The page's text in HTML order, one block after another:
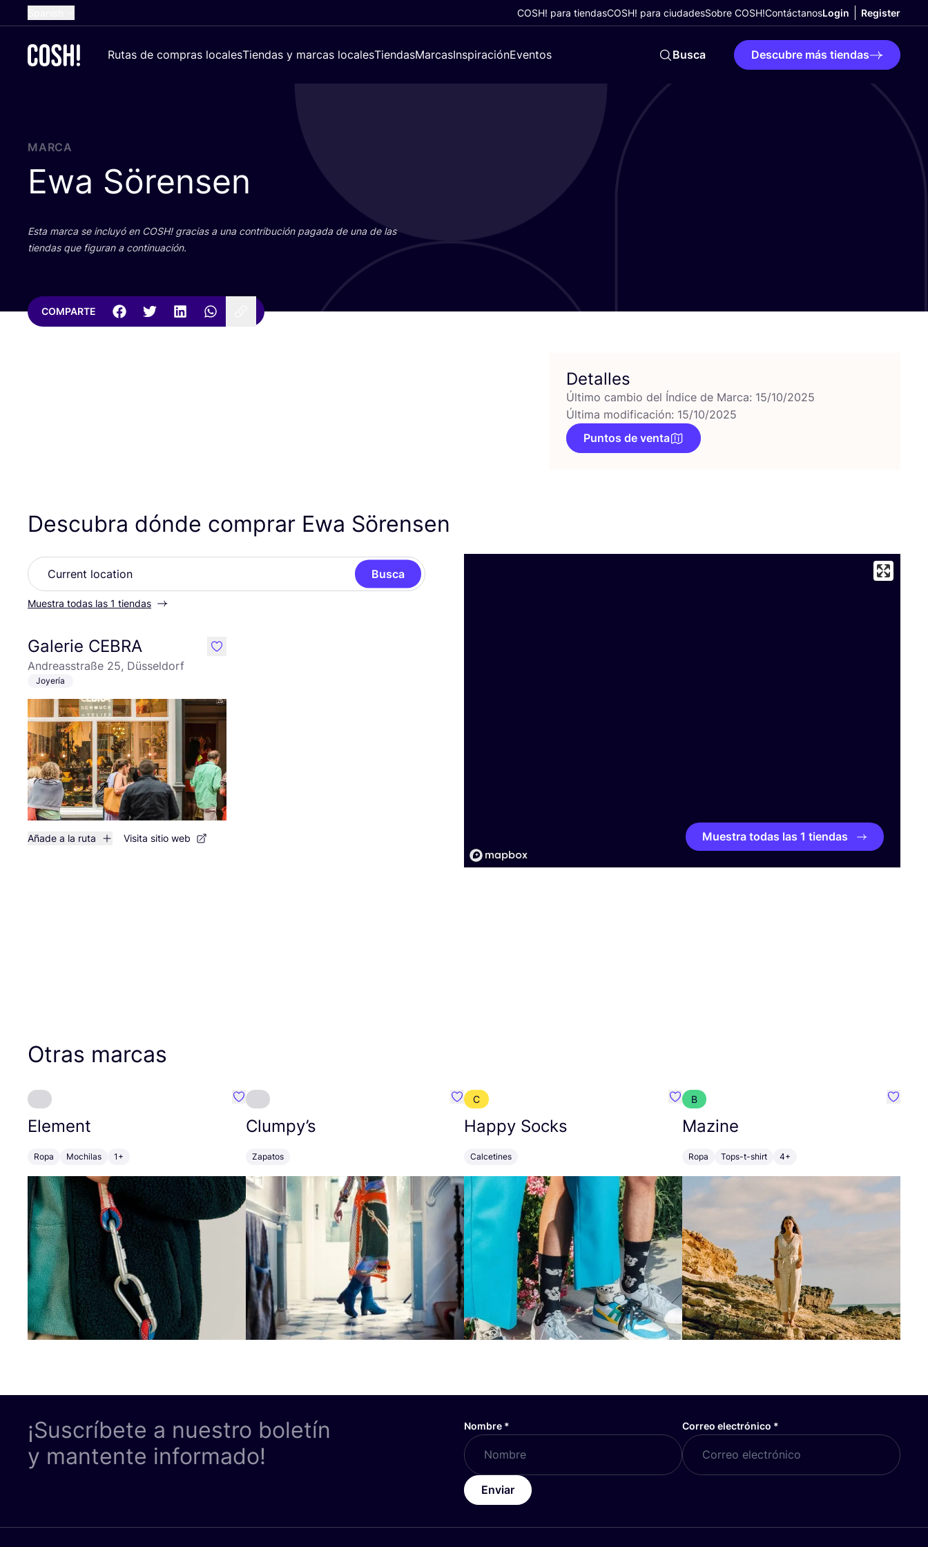
Dutch
Croatian
COSH! para tiendasCOSH! para ciudadesSobre COSH!ContáctanosLogin Register
Rutas de compras localesTiendas y marcas localesTiendasMarcasInspiraciónEventos Busca Descubre más tiendas
MARCA
Ewa Sörensen
Esta mar­ca se inclu­yó en COSH! gra­cias a una con­tri­bu­ción paga­da de una de las
tien­das que figu­ran a continuación.
COMPARTE
Detalles
Último cambio del Índice de Marca: 15/10/2025
Última modificación: 15/10/2025
Puntos de venta
Descubra dónde comprar Ewa Sörensen
Busca
Muestra todas las 1 tiendas
Galerie CEBRA
Andreasstraße 25, Düsseldorf
Joyería
Añade a la ruta Visita sitio web
like
Muestra todas las 1 tiendas
Otras marcas
Element
Ropa Mochilas 1+
Favoritos {nombre}
Clumpy’s
Zapatos
Favoritos {nombre}
C
Happy Socks
Calcetines
Favoritos {nombre}
B
Mazine
Ropa Tops-t-shirt 4+
¡Suscríbete a nuestro boletín
y mantente informado!
Nombre * Correo electrónico *
Enviar